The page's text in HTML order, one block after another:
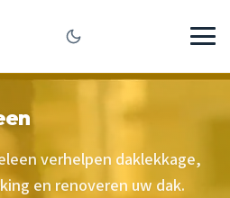
verhelpen daklekkage,
en renoveren uw dak.